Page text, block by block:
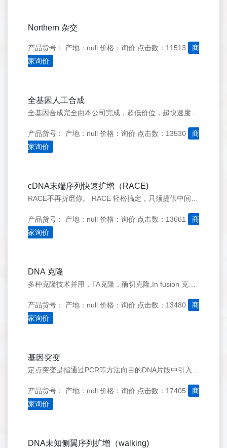
Northern 杂交
产品货号： 产地：null 价格：询价 点击数：11513
商
家询价
全基因人工合成
产品货号： 产地：null 价格：询价 点击数：13530
商
家询价
cDNA末端序列快速扩增（RACE)
产品货号： 产地：null 价格：询价 点击数：13661
商
家询价
DNA 克隆
产品货号： 产地：null 价格：询价 点击数：13480
商
家询价
基因突变
产品货号： 产地：null 价格：询价 点击数：17405
商
家询价
DNA未知侧翼序列扩增（walking)